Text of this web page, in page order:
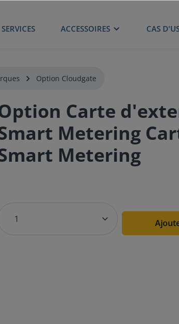
SERVICES ACCESSOIRES CAS
Option Cloudgate
Carte
Metering
Metering